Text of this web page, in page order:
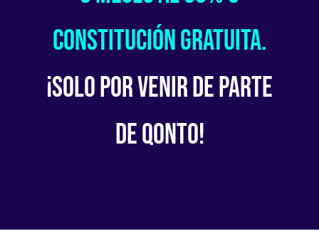
constitución gratuita.
¡Solo por venir de parte
de Qonto!